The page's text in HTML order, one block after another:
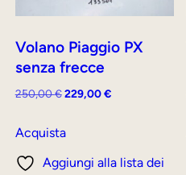
Volano Piaggio PX
senza frecce
250,00€ Il
originale
250,00 €.
229,00€Il
229,00 €.
Acquista
Aggiungi alla lista dei